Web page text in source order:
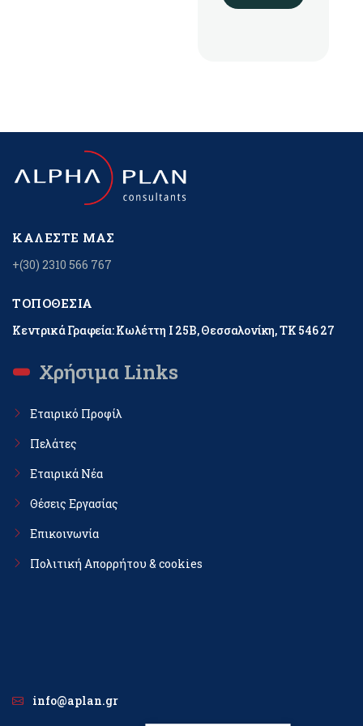
ΚΑΛΈΣΤΕ ΜΑΣ
+(30) 2310 566 767
ΤΟΠΟΘΕΣΊΑ
Κεντρικά Γραφεία: Κωλέττη Ι 25Β, Θεσσαλονίκη, ΤΚ 546 27
Χρήσιμα Links
Εταιρικό Προφίλ
Πελάτες
Εταιρικά Νέα
Θέσεις Εργασίας
Επικοινωνία
Πολιτική Απορρήτου & cookies
info@aplan.gr